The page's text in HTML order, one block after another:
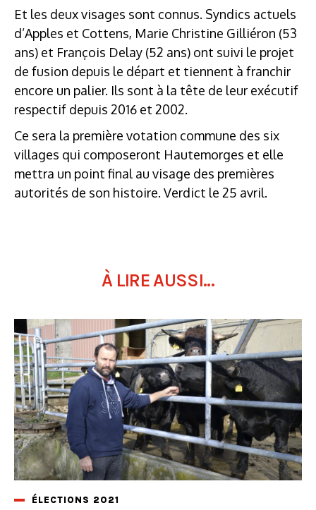
Et les deux visages sont connus. Syndics actuels
d’Apples et Cottens, Marie Christine Gilliéron (53
ans) et François Delay (52 ans) ont suivi le projet
de fusion depuis le départ et tiennent à franchir
encore un palier. Ils sont à la tête de leur exécutif
respectif depuis 2016 et 2002.
Ce sera la première votation commune des six
villages qui composeront Hautemorges et elle
mettra un point final au visage des premières
autorités de son histoire. Verdict le 25 avril.
À LIRE AUSSI...
ÉLECTIONS 2021